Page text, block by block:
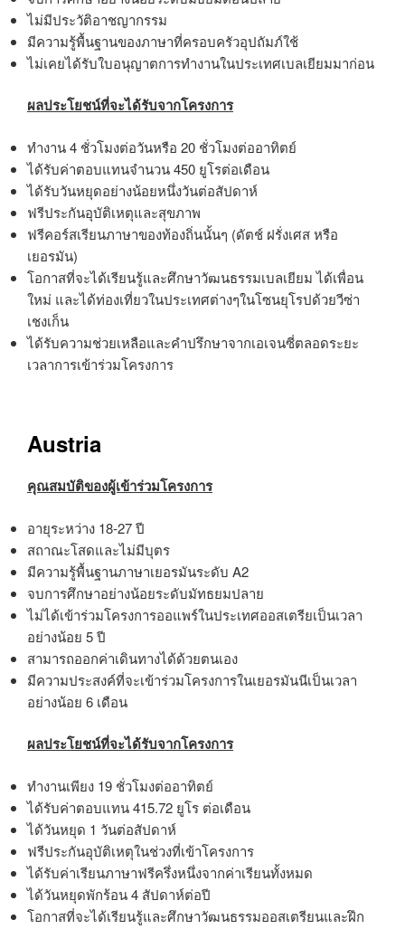
ไม่มีประวัติอาชญากรรม
มีความรู้พื้นฐานของภาษาที่ครอบครัวอุปถัมภ์ใช้
ไม่เคยได้รับใบอนุญาตการทำงานในประเทศเบลเยียมมาก่อน
ผลประโยชน์ที่จะได้รับจากโครงการ
ทำงาน 4 ชั่วโมงต่อวันหรือ 20 ชั่วโมงต่ออาทิตย์
ได้รับค่าตอบแทนจำนวน 450 ยูโรต่อเดือน
ได้รับวันหยุดอย่างน้อยหนึ่งวันต่อสัปดาห์
ฟรีประกันอุบัติเหตุและสุขภาพ
ฟรีคอร์สเรียนภาษาของท้องถิ่นนั้นๆ (ดัตช์ ฝรั่งเศส หรือ
เยอรมัน)
โอกาสที่จะได้เรียนรู้และศึกษาวัฒนธรรมเบลเยียม ได้เพื่อน
ใหม่ และได้ท่องเที่ยวในประเทศต่างๆในโซนยุโรปด้วยวีซ่า
เชงเก็น
ได้รับความช่วยเหลือและคำปรึกษาจากเอเจนซี่ตลอดระยะ
เวลาการเข้าร่วมโครงการ
Austria
คุณสมบัติของผู้เข้าร่วมโครงการ
อายุระหว่าง 18-27 ปี
สถาณะโสดและไม่มีบุตร
มีความรู้พื้นฐานภาษาเยอรมันระดับ A2
จบการศึกษาอย่างน้อยระดับมัทธยมปลาย
ไม่ได้เข้าร่วมโครงการออแพร์ในประเทศออสเตรียเป็นเวลา
อย่างน้อย 5 ปี
สามารถออกค่าเดินทางได้ด้วยตนเอง
มีความประสงค์ที่จะเข้าร่วมโครงการในเยอรมันนีเป็นเวลา
อย่างน้อย 6 เดือน
ผลประโยชน์ที่จะได้รับจากโครงการ
ทำงานเพียง 19 ชั่วโมงต่ออาทิตย์
ได้รับค่าตอบแทน 415.72 ยูโร ต่อเดือน
ได้วันหยุด 1 วันต่อสัปดาห์
ฟรีประกันอุบัติเหตุในช่วงที่เข้าโครงการ
ได้รับค่าเรียนภาษาฟรีครึ่งหนึ่งจากค่าเรียนทั้งหมด
ได้วันหยุดพักร้อน 4 สัปดาห์ต่อปี
โอกาสที่จะได้เรียนรู้และศึกษาวัฒนธรรมออสเตรียนและฝึก